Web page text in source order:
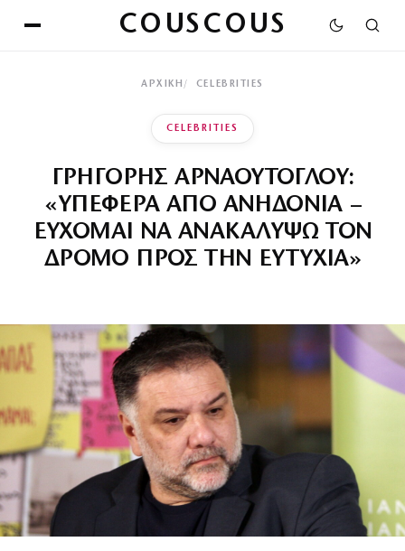
COUSCOUS
ΑΡΧΙΚΉ CELEBRITIES
CELEBRITIES
ΓΡΗΓΟΡΗΣ ΑΡΝΑΟΥΤΟΓΛΟΥ:
«ΥΠΕΦΕΡΑ ΑΠΟ ΑΝΗΔΟΝΙΑ –
ΕΥΧΟΜΑΙ ΝΑ ΑΝΑΚΑΛΥΨΩ ΤΟΝ
ΔΡΟΜΟ ΠΡΟΣ ΤΗΝ ΕΥΤΥΧΙΑ»